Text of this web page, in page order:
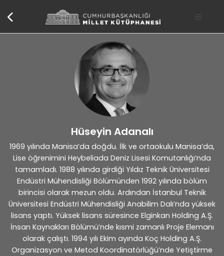
Hüseyin Adanalı
1969 yılında Manisa’da doğdu. İlk ve ortaokulu Manisa’da,
Lise öğrenimini Heybeliada Deniz Lisesi Komutanlığı’nda
tamamladı. 1988 yılında girdiği Yıldız Teknik Üniversitesi
Endüstri Mühendisliği Bölümünden 1992 yılında bölüm
birincisi olarak mezun oldu. Ardından İstanbul Teknik
Üniversitesi Endüstri Mühendisliği Anabilim Dalı’nda yüksek
lisans yaptı. Yüksek lisans süresince Elginkan Holding A.Ş.
İnsan Kaynakları Bölümü’nde kısmi zamanlı Proje Elemanı
olarak çalıştı. 1994 yılı Ekim ayında Koç Holding A.Ş.
Organizasyon ve Metod Koordinatörlüğü’nde Yetiştirme